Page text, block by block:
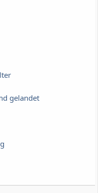
gelandet